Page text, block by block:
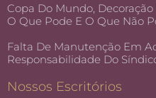
Copa Do Mundo,
O Que Pode E O Que Não
Falta De Manutenção Em
Responsabilidade Do
Nossos Escritórios